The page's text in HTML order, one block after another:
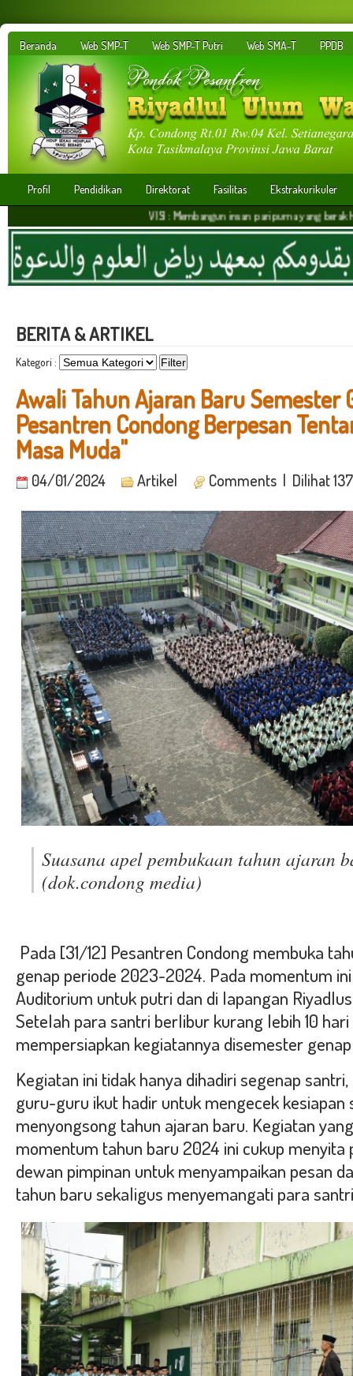
Beranda Web SMP-T Web SMP-T Putri Web SMA-T PPDB
Profil Pendidikan Direktorat Fasilitas
Ekstrakurikuler
VISI : Membangun insan paripurna yang berakhlakul
BERITA & ARTIKEL
Kategori :
Awali Tahun Ajaran Baru Semester
Pesantren Condong Berpesan
Masa Muda"
04/01/2024 Artikel Comments | Dilihat
Suasana apel pembukaan tahun ajaran
(dok.condong media)
Pada [31/12] Pesantren Condong membuka
genap periode 2023-2024. Pada momentum
Auditorium untuk putri dan di lapangan
Setelah para santri berlibur kurang lebih 10
mempersiapkan kegiatannya disemester
Kegiatan ini tidak hanya dihadiri segenap
guru-guru ikut hadir untuk mengecek
menyongsong tahun ajaran baru. Kegiatan
momentum tahun baru 2024 ini cukup menyita
dewan pimpinan untuk menyampaikan pesan
tahun baru sekaligus menyemangati para